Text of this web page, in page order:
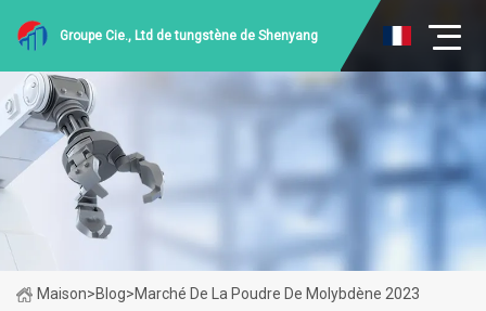
Groupe Cie., Ltd de tungstène de Shenyang
Maison>Blog>Marché De La Poudre De Molybdène 2023